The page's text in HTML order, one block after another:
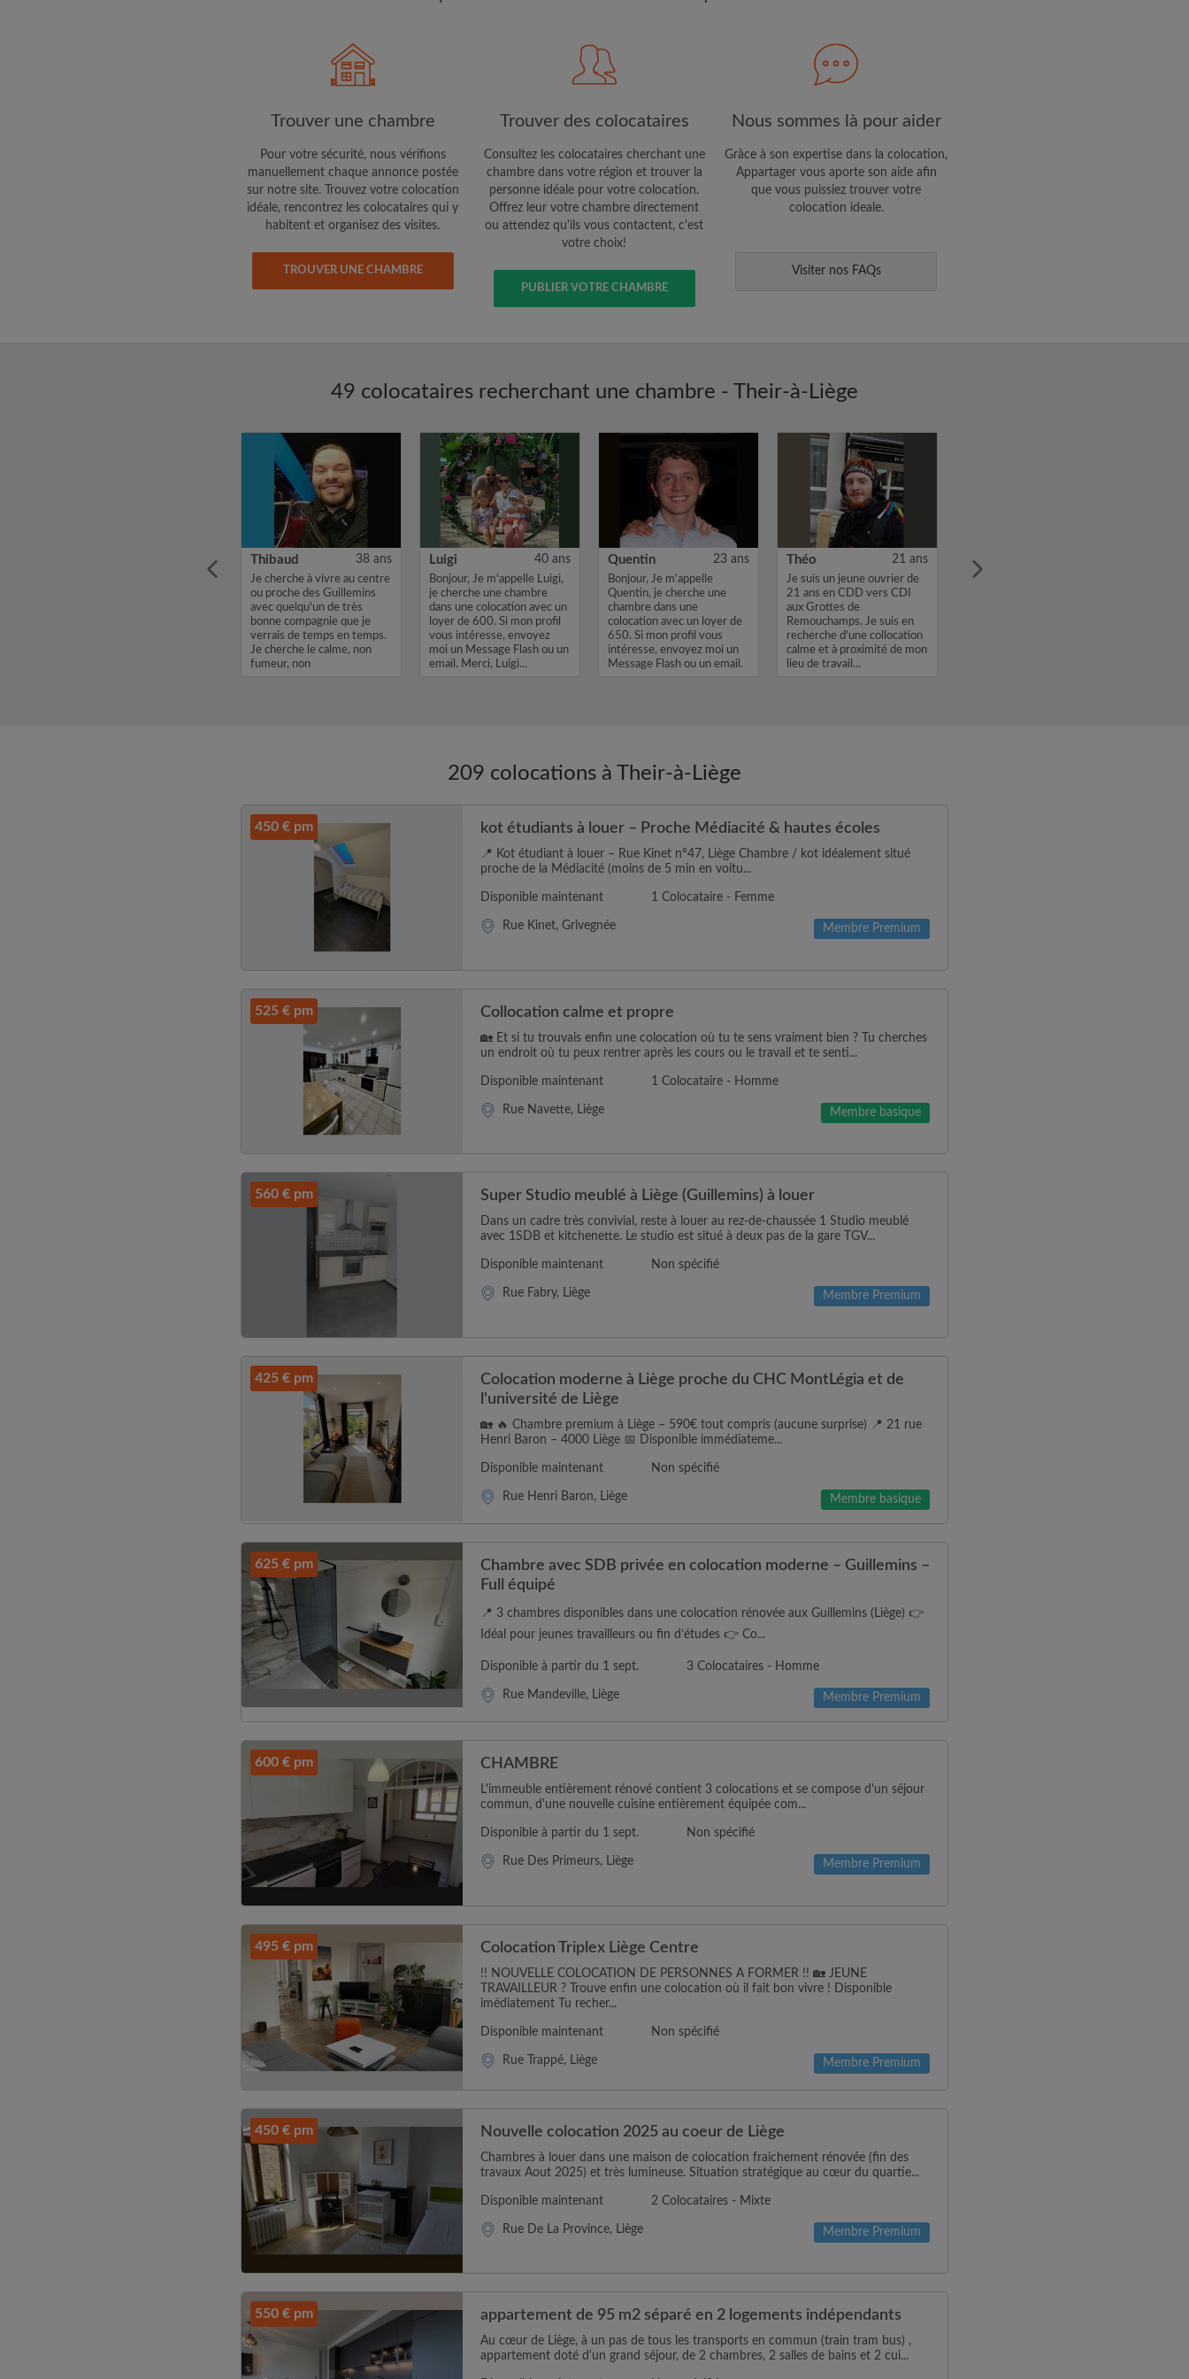
CRÉER PROFIL
jour du compte par e-mail
Trouver une chambre
Pour votre sécurité, nous vérifions
manuellement chaque annonce postée
sur notre site. Trouvez votre colocation
idéale, rencontrez les colocataires qui y
habitent et organisez des visites.
TROUVER UNE CHAMBRE
Trouver des colocataires
Consultez les colocataires cherchant une
chambre dans votre région et trouver la
personne idéale pour votre colocation.
Offrez leur votre chambre directement
ou attendez qu'ils vous contactent, c'est
votre choix!
PUBLIER VOTRE CHAMBRE
Nous sommes là pour aider
Grâce à son expertise dans la colocation,
Appartager vous aporte son aide afin
que vous puissiez trouver votre
colocation ideale.
Visiter nos FAQs
49 colocataires recherchant une chambre - Their-à-Liège
Thibaud 38 ans
Je cherche à vivre au centre
ou proche des Guillemins
avec quelqu'un de très
bonne compagnie que je
verrais de temps en temps.
Je cherche le calme, non
fumeur, non
Luigi 40 ans
Bonjour, Je m'appelle Luigi,
je cherche une chambre
dans une colocation avec un
loyer de 600. Si mon profil
vous intéresse, envoyez
moi un Message Flash ou un
email. Merci, Luigi...
Quentin 23 ans
Bonjour, Je m'appelle
Quentin, je cherche une
chambre dans une
colocation avec un loyer de
650. Si mon profil vous
intéresse, envoyez moi un
Message Flash ou un email.
Théo 21 ans
Je suis un jeune ouvrier de
21 ans en CDD vers CDI
aux Grottes de
Remouchamps. Je suis en
recherche d'une collocation
calme et à proximité de mon
lieu de travail...
209 colocations à Their-à-Liège
450 € pm kot étudiants à louer – Proche Médiacité & hautes écoles
📍 Kot étudiant à louer – Rue Kinet n°47, Liège Chambre / kot idéalement situé
proche de la Médiacité (moins de 5 min en voitu...
Disponible maintenant 1 Colocataire - Femme
Rue Kinet, Grivegnée Membre Premium
525 € pm Collocation calme et propre
🏡 Et si tu trouvais enfin une colocation où tu te sens vraiment bien ? Tu cherches
un endroit où tu peux rentrer après les cours ou le travail et te senti...
Disponible maintenant 1 Colocataire - Homme
Rue Navette, Liège Membre basique
560 € pm Super Studio meublé à Liège (Guillemins) à louer
Dans un cadre très convivial, reste à louer au rez-de-chaussée 1 Studio meublé
avec 1SDB et kitchenette. Le studio est situé à deux pas de la gare TGV...
Disponible maintenant Non spécifié
Rue Fabry, Liège Membre Premium
425 € pm
Colocation moderne à Liège proche du CHC MontLégia et de
l'université de Liège
🏡 🔥 Chambre premium à Liège – 590€ tout compris (aucune surprise) 📍 21 rue
Henri Baron – 4000 Liège 📅 Disponible immédiateme...
Disponible maintenant Non spécifié
Rue Henri Baron, Liège Membre basique
625 € pm
Chambre avec SDB privée en colocation moderne – Guillemins –
Full équipé
📍 3 chambres disponibles dans une colocation rénovée aux Guillemins (Liège) 👉
Idéal pour jeunes travailleurs ou fin d’études 👉 Co...
Disponible à partir du 1 sept. 3 Colocataires - Homme
Rue Mandeville, Liège Membre Premium
600 € pm CHAMBRE
L'immeuble entièrement rénové contient 3 colocations et se compose d'un séjour
commun, d'une nouvelle cuisine entièrement équipée com...
Disponible à partir du 1 sept. Non spécifié
Rue Des Primeurs, Liège Membre Premium
495 € pm Colocation Triplex Liège Centre
!! NOUVELLE COLOCATION DE PERSONNES A FORMER !! 🏡 JEUNE
TRAVAILLEUR ? Trouve enfin une colocation où il fait bon vivre ! Disponible
imédiatement Tu recher...
Disponible maintenant Non spécifié
Rue Trappé, Liège Membre Premium
450 € pm Nouvelle colocation 2025 au coeur de Liège
Chambres à louer dans une maison de colocation fraichement rénovée (fin des
travaux Aout 2025) et très lumineuse. Situation stratégique au cœur du quartie...
Disponible maintenant 2 Colocataires - Mixte
Rue De La Province, Liège Membre Premium
550 € pm appartement de 95 m2 séparé en 2 logements indépendants
Au cœur de Liège, à un pas de tous les transports en commun (train tram bus) ,
appartement doté d'un grand séjour, de 2 chambres, 2 salles de bains et 2 cui...